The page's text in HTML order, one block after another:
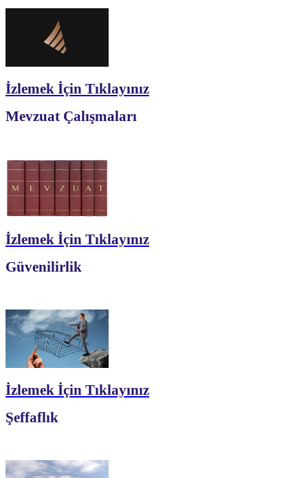
İzlemek İçin Tıklayınız
Mevzuat Çalışmaları
İzlemek İçin Tıklayınız
Güvenilirlik
İzlemek İçin Tıklayınız
Şeffaflık